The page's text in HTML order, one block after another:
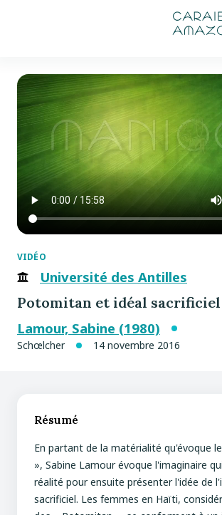
VIDÉO
Université des Antilles
Potomitan et idéal
Lamour, Sabine (1980)
Schœlcher 14 novembre 2016
Résumé
En partant de la matérialité qu'évoque
», Sabine Lamour évoque l'imaginaire
réalité pour ensuite présenter l'idée de
sacrificiel. Les femmes en Haïti,